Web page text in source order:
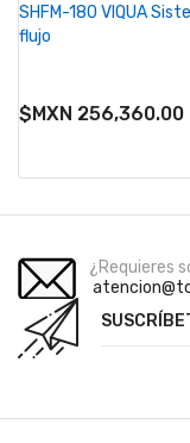
SHFM-180 VIQUA
flujo
$MXN 256,360.00
¿Requieres